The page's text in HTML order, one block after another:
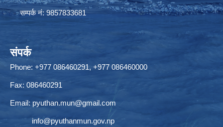
सम्पर्क नं: 9857833681
संपर्क
Phone: +977 086460291, +977 086460000
Fax: 086460291
Email: pyuthan.mun@gmail.com
info@pyuthanmun.gov.np